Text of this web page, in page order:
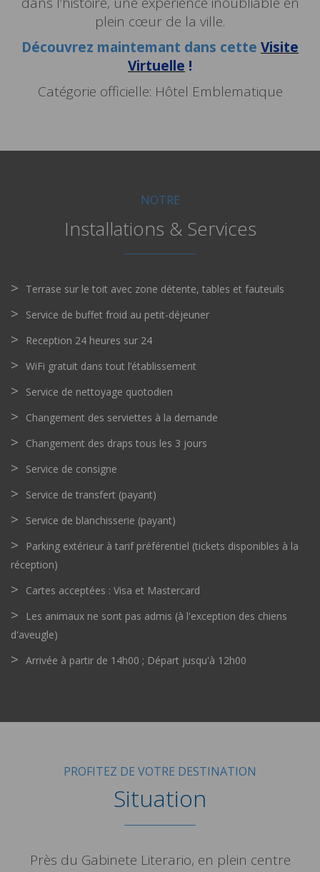
plein cœur de la ville.
Découvrez maintemant dans cette Visite
Virtuelle !
Catégorie officielle: Hôtel Emblematique
NOTRE
Installations & Services
Terrase sur le toit avec zone détente, tables et fauteuils
Service de buffet froid au petit-déjeuner
Reception 24 heures sur 24
WiFi gratuit dans tout l’établissement
Service de nettoyage quotodien
Changement des serviettes à la demande
Changement des draps tous les 3 jours
Service de consigne
Service de transfert (payant)
Service de blanchisserie (payant)
Parking extérieur à tarif préférentiel (tickets disponibles à la
réception)
Cartes acceptées : Visa et Mastercard
Les animaux ne sont pas admis (à l'exception des chiens
d'aveugle)
Arrivée à partir de 14h00 ; Départ jusqu'à 12h00
PROFITEZ DE VOTRE DESTINATION
Situation
Près du Gabinete Literario, en plein centre